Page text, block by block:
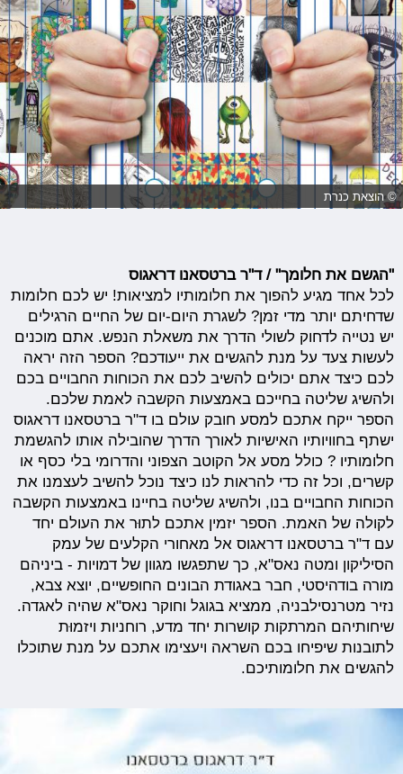
© הוצאת כנרת
"הגשם את חלומך" / ד"ר ברטסאנו דראגוס
לכל אחד מגיע להפוך את חלומותיו למציאות! יש לכם חלומות
שדחיתם יותר מדי זמן? לשגרת היום-יום של החיים הרגילים
יש נטייה לדחוק לשולי הדרך את משאלת הנפש. אתם מוכנים
לעשות צעד על מנת להגשים את ייעודכם? הספר הזה יראה
לכם כיצד אתם יכולים להשיב לכם את הכוחות החבויים בכם
ולהשיג שליטה בחייכם באמצעות הקשבה לאמת שלכם.
הספר ייקח אתכם למסע חובק עולם בו ד"ר ברטסאנו דראגוס
ישתף בחוויותיו האישיות לאורך הדרך שהובילה אותו להגשמת
חלומותיו ? כולל מסע אל הקוטב הצפוני והדרומי בלי כסף או
קשרים, וכל זה כדי להראות לנו כיצד נוכל להשיב לעצמנו את
הכוחות החבויים בנו, ולהשיג שליטה בחיינו באמצעות הקשבה
לקולה של האמת. הספר יזמין אתכם לתוּר את העולם יחד
עם ד"ר ברטסאנו דראגוס אל מאחורי הקלעים של עמק
הסיליקון ומטה נאס"א, כך שתפגשו מגוון של דמויות - ביניהם
מורה בודהיסטי, חבר באגודת הבונים החופשיים, יוצא צבא,
נזיר מטרנסילבניה, ממציא בגוגל וחוקר נאס"א שהיה לאגדה.
שיחותיהם המרתקות קושרות יחד מדע, רוחניות ויזמוּת
לתובנות שיפיחו בכם השראה ויעצימו אתכם על מנת שתוכלו
להגשים את חלומותיכם.